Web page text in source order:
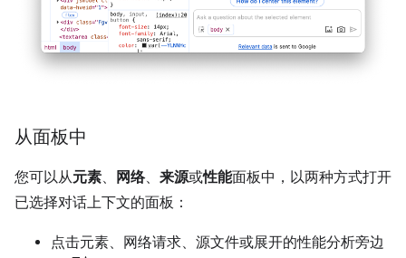
从面板中
您可以从元素、 网络、 来源或性能面板中，以两种方式打开
已选择对话上下文的面板：
点击元素、网络请求、源文件或展开的性能分析旁边